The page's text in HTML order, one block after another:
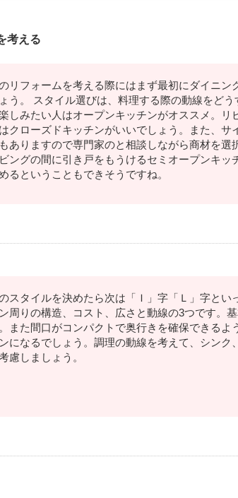
考える
リフォームを考える際にはまず最初にダイニ
う。 スタイル選びは、料理する際の動線をど
しみたい人はオープンキッチンがオススメ。リ
クローズドキッチンがいいでしょう。また、
ありますので専門家のと相談しながら商材を
ングの間に引き戸をもうけるセミオープンキ
るということもできそうですね。
スタイルを決めたら次は「Ｉ」字「Ｌ」字とい
周りの構造、コスト、広さと動線の3つです。
また間口がコンパクトで奥行きを確保できるよ
になるでしょう。調理の動線を考えて、シン
慮しましょう。